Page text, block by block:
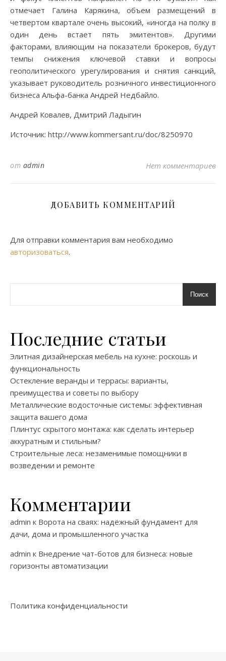
отмечает Галина Карякина, объем размещений в
четвертом квартале очень высокий, «иногда на полку в
один день встает пять эмитентов». Другими
факторами, влияющим на показатели брокеров, будут
темпы снижения ключевой ставки и вопросы
геополитического урегулирования и снятия санкций,
указывает руководитель розничного инвестиционного
бизнеса Альфа-банка Андрей Недбайло.
Андрей Ковалев, Дмитрий Ладыгин
Источник: http://www.kommersant.ru/doc/8250970
от admin Нет комментариев
ДОБАВИТЬ КОММЕНТАРИЙ
Для отправки комментария вам необходимо
авторизоваться.
Поиск
Последние статьи
Элитная дизайнерская мебель на кухне: роскошь и
функциональность
Остекление веранды и террасы: варианты,
преимущества и советы по выбору
Металлические водосточные системы: эффективная
защита вашего дома
Плинтус скрытого монтажа: как сделать интерьер
аккуратным и стильным?
Строительные леса: незаменимые помощники в
возведении и ремонте
Комментарии
admin к Ворота на сваях: надёжный фундамент для
дачи, дома и промышленного участка
admin к Внедрение чат-ботов для бизнеса: новые
горизонты автоматизации
Политика конфиденциальности